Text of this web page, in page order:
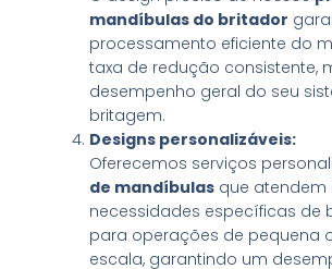
mandíbulas do britador
processamento eficiente do
taxa de redução consistente,
desempenho geral do seu
britagem.
Designs personalizáveis:
Oferecemos serviços
de mandíbulas que atendem
necessidades específicas de
para operações de pequena
escala, garantindo um